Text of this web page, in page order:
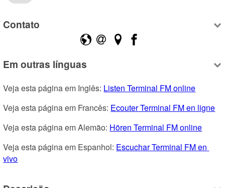
Contato
Em outras línguas
Veja esta página em Inglês: Listen Terminal FM online
Veja esta página em Francês: Ecouter Terminal FM en ligne
Veja esta página em Alemão: Hören Terminal FM online
Veja esta página em Espanhol: Escuchar Terminal FM en
vivo